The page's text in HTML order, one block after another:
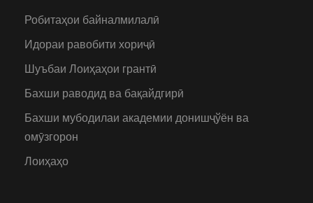
Робитаҳои байналмилалӣ
Идораи равобити хориҷӣ
Шуъбаи Лоиҳаҳои грантӣ
Бахши раводид ва бақайдгирӣ
Бахши мубодилаи академии донишҷўён ва
омӯзгорон
Лоиҳаҳо